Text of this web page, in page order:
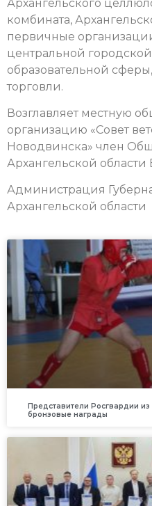
Архангельского
комбината,
первичные
центральной
образовательной
торговли.
Возглавляет местную
организацию «Совет
Новодвинска» член
Архангельской
Администрация
Архангельской области
Представители Росгвардии
бронзовые награды